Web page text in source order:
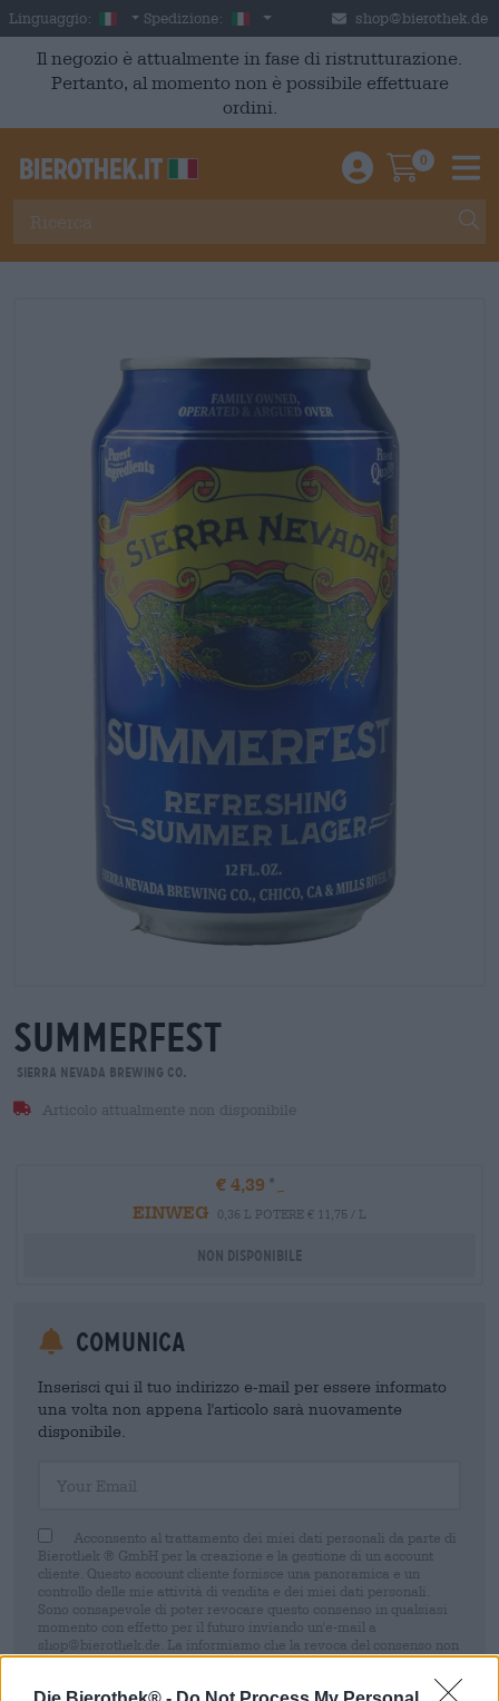
Skip to main content
Linguaggio: Italian
Spedizione: Italia shop@bierothek.de
Il negozio è attualmente in fase di ristrutturazione.
Pertanto, al momento non è possibile effettuare
ordini.
Einloggen /
0
summerfest
Sierra Nevada Brewing Co.
Articolo attualmente non disponibile
€ 4,39
EINWEG
0,36 L POTERE € 11,75 / L
Non disponibile
Comunica
Inserisci qui il tuo indirizzo e-mail per essere informato
una volta non appena l'articolo sarà nuovamente
disponibile.
Acconsento al trattamento dei miei dati personali da parte di
Bierothek ® GmbH per la creazione e la gestione di un account
cliente. Questo account cliente fornisce una panoramica e un
controllo delle mie attività di vendita e dei miei dati personali.
Sono consapevole di poter revocare questo consenso in qualsiasi
momento con effetto per il futuro inviando un'e-mail a
shop@bierothek.de. La informiamo che la revoca del consenso non
pregiudica la liceità del trattamento effettuato sulla base del suo
consenso fino al momento della revoca. Ulteriori informazioni sono
disponibili nel nostro dichiarazione sulla protezione dei dati